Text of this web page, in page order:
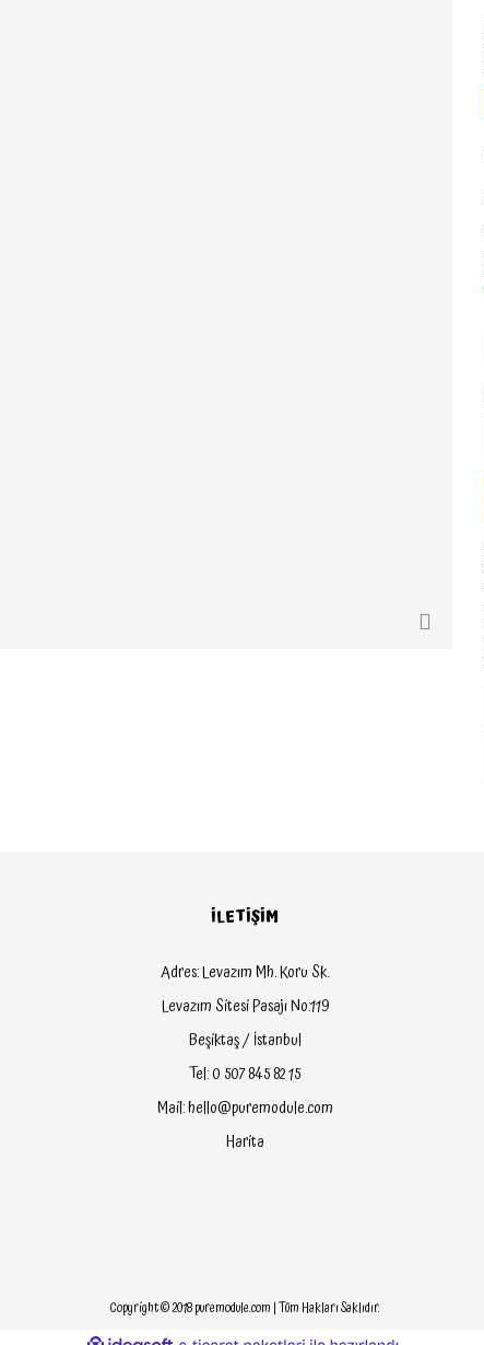
İLETİŞİM
Adres: Levazım Mh. Koru Sk.
Levazım Sitesi Pasajı No:119
Beşiktaş / İstanbul
Tel: 0 507 845 82 15
Mail: hello@puremodule.com
Harita
Copyright © 2018 puremodule.com | Tüm Hakları Saklıdır.